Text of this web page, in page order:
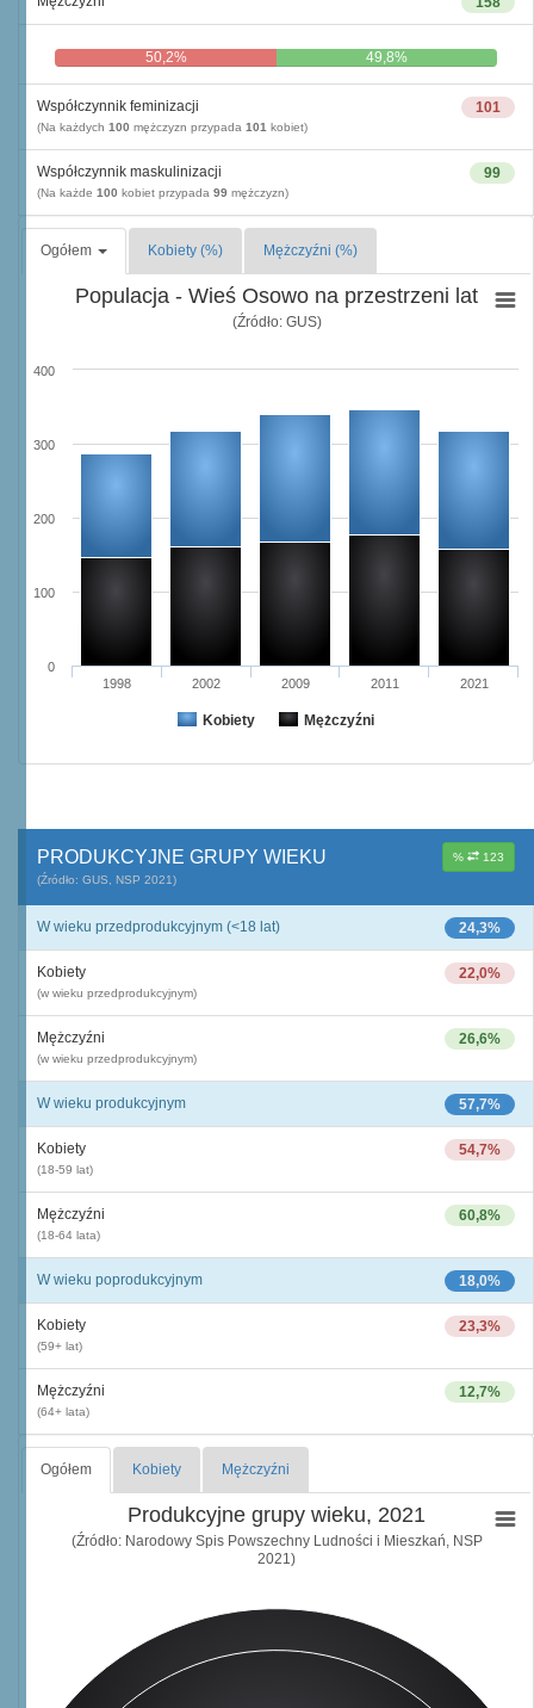
50,2% 49,8%
101
Współczynnik feminizacji
(Na każdych 100 mężczyzn przypada 101 kobiet)
99
Współczynnik maskulinizacji
(Na każde 100 kobiet przypada 99 mężczyzn)
Ogółem Kobiety (%) Mężczyźni (%)
Populacja - Wieś Osowo na przestrzeni lat
(Źródło: GUS)
Kobiety Mężczyźni
1998 2002 2009 2011 2021
0
100
200
300
400
% 123
PRODUKCYJNE GRUPY WIEKU
(Źródło: GUS, NSP 2021)
24,3%
W wieku przedprodukcyjnym (<18 lat)
22,0%
Kobiety
(w wieku przedprodukcyjnym)
26,6%
Mężczyźni
(w wieku przedprodukcyjnym)
57,7%
W wieku produkcyjnym
54,7%
Kobiety
(18-59 lat)
60,8%
Mężczyźni
(18-64 lata)
18,0%
W wieku poprodukcyjnym
23,3%
Kobiety
(59+ lat)
12,7%
Mężczyźni
(64+ lata)
Ogółem Kobiety Mężczyźni
Produkcyjne grupy wieku, 2021
(Źródło: Narodowy Spis Powszechny Ludności i Mieszkań, NSP
2021)